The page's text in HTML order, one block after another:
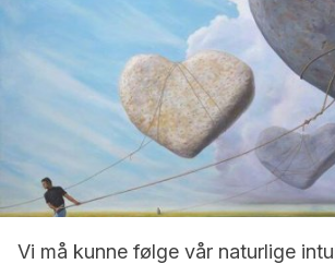
Vi må kunne følge vår naturlige